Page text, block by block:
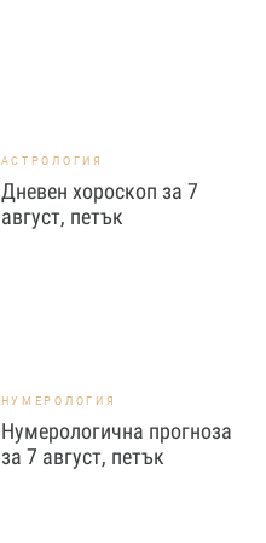
АСТРОЛОГИЯ
Дневен хороскоп за 7
август, петък
НУМЕРОЛОГИЯ
Нумерологична прогноза
за 7 август, петък